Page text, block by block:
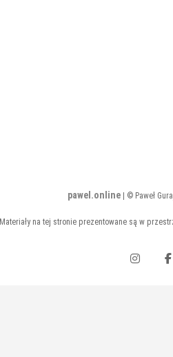
pawel.online| © Paweł
Materiały na tej stronie prezentowane są w